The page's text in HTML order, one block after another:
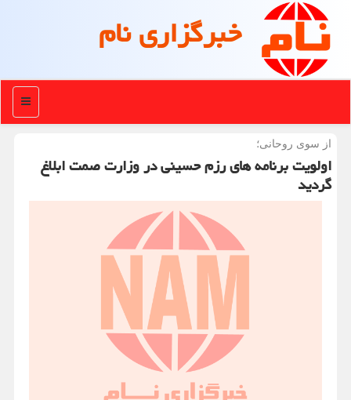
خبرگزاری نام
منو
از سوی روحانی؛
اولویت برنامه های رزم حسینی در وزارت صمت ابلاغ
گردید